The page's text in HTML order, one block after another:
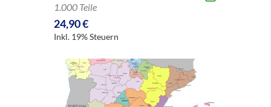
1.000 Teile
24,90 €
Inkl. 19% Steuern